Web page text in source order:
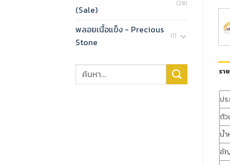
(Sale)
(28)
พลอยเนื้อแข็ง - Precious
Stone
(1)
รา
ปร
ตัว
น้
อั